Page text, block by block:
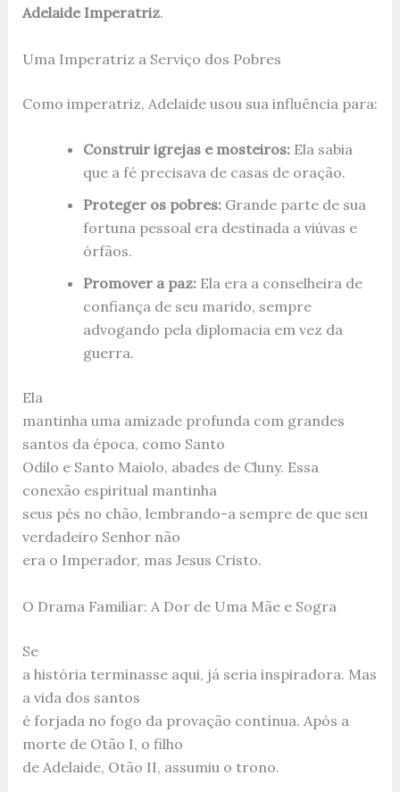
Adelaide Imperatriz.
Uma Imperatriz a Serviço dos Pobres
Como imperatriz, Adelaide usou sua influência para:
Construir igrejas e mosteiros:Ela sabia
que a fé precisava de casas de oração.
Proteger os pobres:Grande parte de sua
fortuna pessoal era destinada a viúvas e
órfãos.
Promover a paz:Ela era a conselheira de
confiança de seu marido, sempre
advogando pela diplomacia em vez da
guerra.
Ela
mantinha uma amizade profunda com grandes
santos da época, como Santo
Odilo e Santo Maiolo, abades de Cluny. Essa
conexão espiritual mantinha
seus pés no chão, lembrando-a sempre de que seu
verdadeiro Senhor não
era o Imperador, mas Jesus Cristo.
O Drama Familiar: A Dor de Uma Mãe e Sogra
Se
a história terminasse aqui, já seria inspiradora. Mas
a vida dos santos
é forjada no fogo da provação contínua. Após a
morte de Otão I, o filho
de Adelaide, Otão II, assumiu o trono.